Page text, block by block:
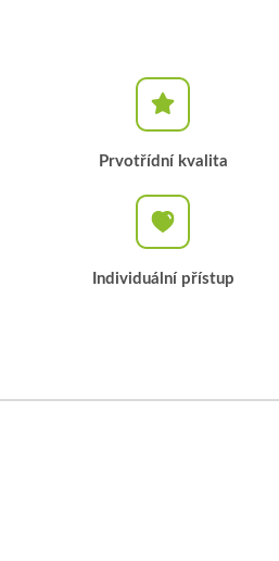
Prvotřídní kvalita
Individuální přístup